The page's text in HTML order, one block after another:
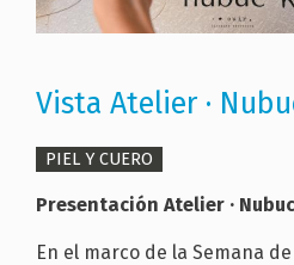
Vista Atelier ·
PIEL Y CUERO
Presentación Atelier ·
En el marco de la Semana